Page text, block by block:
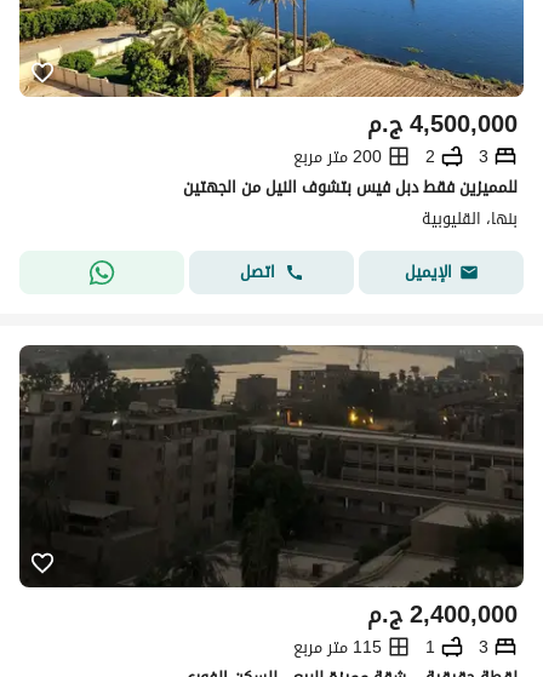
ج.م4,500,000
3
2
200 متر مربع
للمميزين فقط دبل فيس بتشوف النيل من الجهتين
بنها، القليوبية
الإيميل
اتصل
ج.م2,400,000
3
1
115 متر مربع